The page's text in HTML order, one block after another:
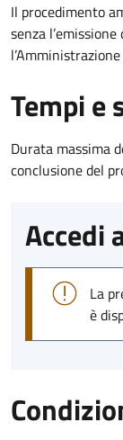
Il procedimento
senza
Tempi e
Durata massima
conclusione del
Accedi
La
è